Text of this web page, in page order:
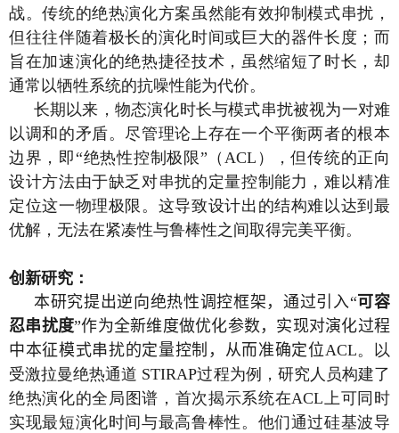
战。传统的绝热演化方案虽然能有效抑制模式串扰，
但往往伴随着极长的演化时间或巨大的器件长度；而
旨在加速演化的绝热捷径技术，虽然缩短了时长，却
通常以牺牲系统的抗噪性能为代价。
长期以来，物态演化时长与模式串扰被视为一对难
以调和的矛盾。尽管理论上存在一个平衡两者的根本
边界，即“绝热性控制极限” （ACL）
，但传统的正向
设计方法由于缺乏对串扰的定量控制能力，难以精准
定位这一物理极限。这导致设计出的结构难以达到最
优解，无法在紧凑性与鲁棒性之间取得完美平衡。
创新研究：
本研究提出逆向绝热性调控框架，通过引入“可容
忍串扰度”作为全新维度做优化参数，实现对演化过程
中本征模式串扰的定量控制，从而准确定位ACL。以
受激拉曼绝热通道 STIRAP过程为例，研究人员构建了
绝热演化的全局图谱，首次揭示系统在ACL上可同时
实现最短演化时间与最高鲁棒性。他们通过硅基波导